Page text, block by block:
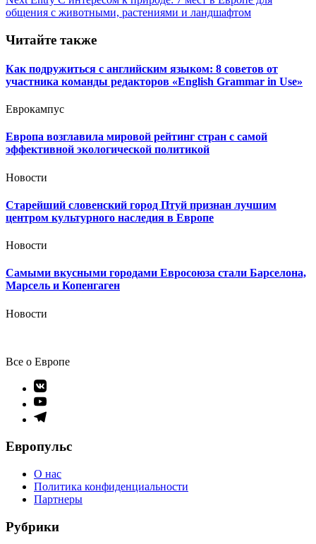
записям
общения с животными, растениями и ландшафтом
Читайте также
Как подружиться с английским языком: 8 советов от
участника команды редакторов «English Grammar in Use»
Еврокампус
Европа возглавила мировой рейтинг стран с самой
эффективной экологической политикой
Новости
Старейший словенский город Птуй признан лучшим
центром культурного наследия в Европе
Новости
Самыми вкусными городами Евросоюза стали Барселона,
Марсель и Копенгаген
Новости
Все о Европе
Элемент
меню
Элемент
меню
Элемент
Европульс
О нас
Политика конфиденциальности
Партнеры
Рубрики